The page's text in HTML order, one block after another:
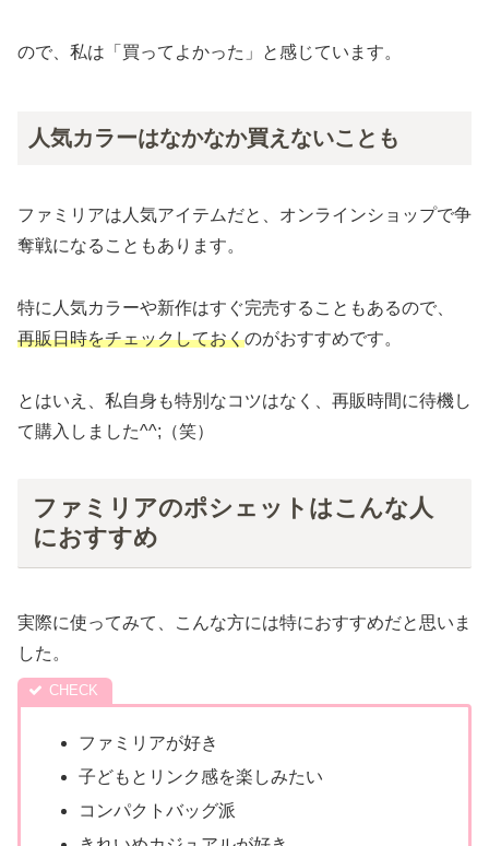
ので、私は「買ってよかった」と感じています。
人気カラーはなかなか買えないことも
ファミリアは人気アイテムだと、オンラインショップで争
奪戦になることもあります。
特に人気カラーや新作はすぐ完売することもあるので、
再販日時をチェックしておくのがおすすめです。
とはいえ、私自身も特別なコツはなく、再販時間に待機し
て購入しました^^;（笑）
ファミリアのポシェットはこんな人
におすすめ
実際に使ってみて、こんな方には特におすすめだと思いま
した。
ファミリアが好き
子どもとリンク感を楽しみたい
コンパクトバッグ派